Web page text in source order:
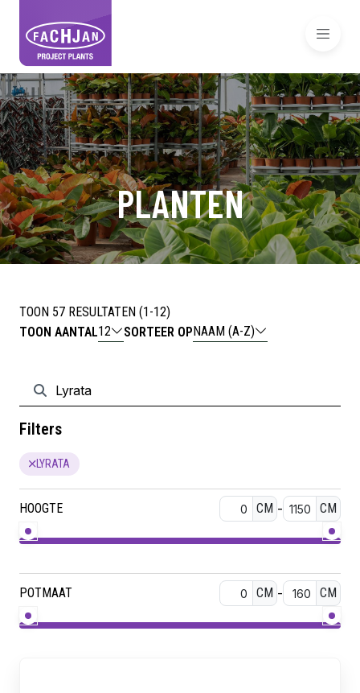
PLANTEN
TOON 57 RESULTATEN (1-12)
TOON AANTAL12 SORTEER OPNAAM (A-Z)
Filters
LYRATA
HOOGTE CM - CM
POTMAAT CM - CM